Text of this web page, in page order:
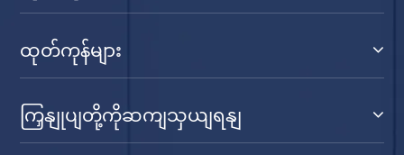
ထုတ်ကုန်များ
ကြှနျုပျတို့ကိုဆကျသှယျရနျ